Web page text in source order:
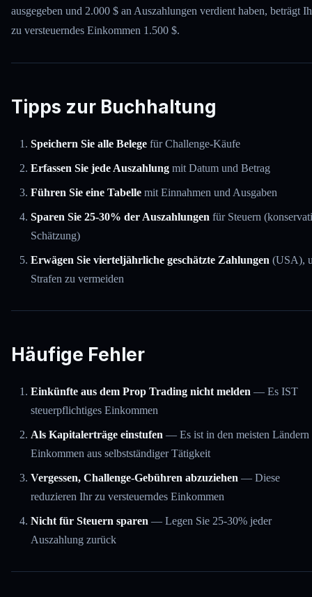
ausgegeben und 2.000 $ an Auszahlungen verdient haben, beträgt
zu versteuerndes Einkommen 1.500 $.
Tipps zur Buchhaltung
Speichern Sie alle Belege für Challenge-Käufe
Erfassen Sie jede Auszahlung mit Datum und Betrag
Führen Sie eine Tabelle mit Einnahmen und Ausgaben
Sparen Sie 25-30% der Auszahlungen für Steuern
Schätzung)
Erwägen Sie vierteljährliche geschätzte Zahlungen (USA),
Strafen zu vermeiden
Häufige Fehler
Einkünfte aus dem Prop Trading nicht melden — Es IST
steuerpflichtiges Einkommen
Als Kapitalerträge einstufen — Es ist in den meisten Ländern
Einkommen aus selbstständiger Tätigkeit
Vergessen, Challenge-Gebühren abzuziehen — Diese
reduzieren Ihr zu versteuerndes Einkommen
Nicht für Steuern sparen — Legen Sie 25-30% jeder
Auszahlung zurück